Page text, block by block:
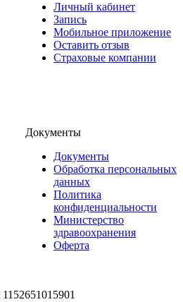
Личный кабинет
Запись
Мобильное приложение
Оставить отзыв
Страховые компании
Документы
Документы
Обработка персональных
данных
Политика
конфиденциальности
Министерство
здравоохранения
Оферта